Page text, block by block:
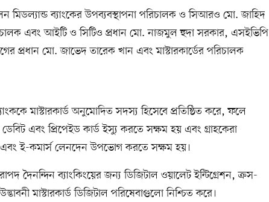
ব্যাংকের উপব্যবস্থাপনা পরিচালক ও সিআরও মো. জাহিদ
এবং আইটি ও সিটিও প্রধান মো. নাজমুল হুদা সরকার, এসইভিপি
প্রধান মো. জাভেদ তারেক খান এবং মাস্টারকার্ডের পরিচালক
মাস্টারকার্ড অনুমোদিত সদস্য হিসেবে প্রতিষ্ঠিত করে, ফলে
ডেবিট এবং প্রিপেইড কার্ড ইস্যু করতে সক্ষম হয় এবং গ্রাহকেরা
এবং ই-কমার্স লেনদেন উপভোগ করতে সক্ষম হয়।
দৈনন্দিন ব্যাংকিংয়ের জন্য ডিজিটাল ওয়ালেট ইন্টিগ্রেশন, ক্রস-
মাস্টারকার্ড ডিজিটাল পরিষেবাগুলো নিশ্চিত করে।